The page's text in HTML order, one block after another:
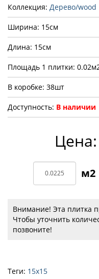
Коллекция: Дерево/wood
Ширина: 15см
Длина: 15см
Площадь 1 плитки:
В коробке: 38шт
Доступность: В наличии
Внимание! Эта плитка
Чтобы уточнить
позвоните!
Теги: 15х15